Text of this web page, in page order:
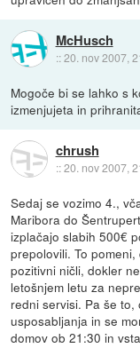
McHusch
::20. nov 2007,
Mogoče bi se lahko s
izmenjujeta in
chrush
::20. nov 2007,
Sedaj se vozimo 4.,
Maribora do
izplačajo slabih 500€
prepolovili. To
pozitivni ničli, dokler
letošnjem letu za
redni servisi. Pa še
usposabljanja in se
domov ob 21:30 in